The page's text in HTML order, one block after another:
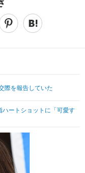
ガジェット・ツール
その他
映画・ドラマ
ブログ
その他
際を報告していた
ハートショットに「可愛す